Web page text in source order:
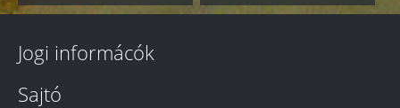
Jogi informácók
Sajtó